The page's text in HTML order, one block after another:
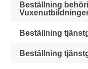
Beställning
Beställning
Beställning